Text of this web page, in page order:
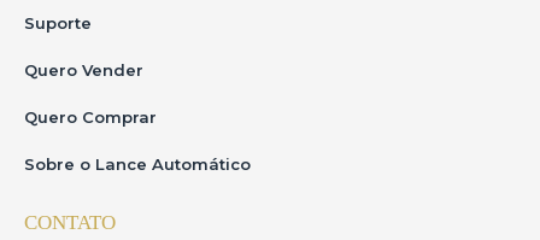
Suporte
Quero Vender
Quero Comprar
Sobre o Lance Automático
CONTATO